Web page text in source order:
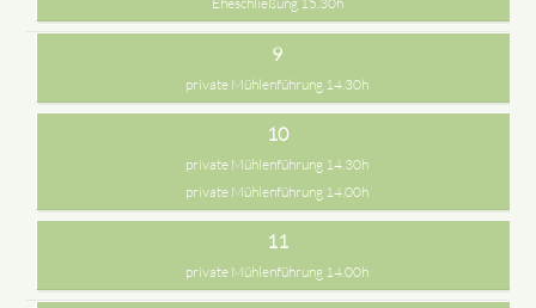
9
private Mühlenführung 14.30h
10
private Mühlenführung 14.30h
private Mühlenführung 14.00h
11
private Mühlenführung 14.00h